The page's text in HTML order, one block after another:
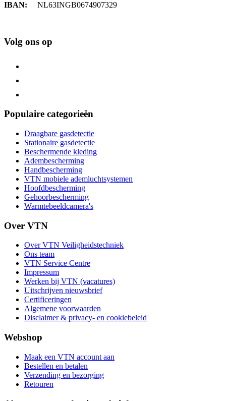
IBAN: NL63INGB0674907329
Volg ons op
Populaire categorieën
Draagbare gasdetectie
Stationaire gasdetectie
Beschermende kleding
Adembescherming
Handbescherming
VTN mobiele ademluchtsystemen
Hoofdbescherming
Gehoorbescherming
Warmtebeeldcamera's
Over VTN
Over VTN Veiligheidstechniek
Ons team
VTN Service Centre
Impressum
Werken bij VTN (vacatures)
Uitschrijven nieuwsbrief
Certificeringen
Algemene voorwaarden
Disclaimer & privacy- en cookiebeleid
Webshop
Maak een VTN account aan
Bestellen en betalen
Verzending en bezorging
Retouren